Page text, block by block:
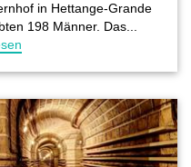
in Hettange-Grande
198 Männer. Das...